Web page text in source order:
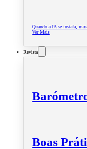
Quando a IA se instala,
Ver Mais
Revista
Boas